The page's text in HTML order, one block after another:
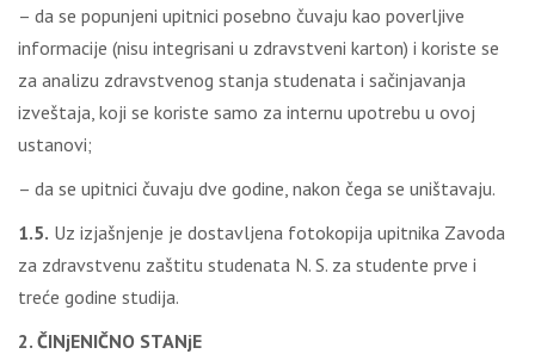
– da se popunjeni upitnici posebno čuvaju kao poverljive
informacije (nisu integrisani u zdravstveni karton) i koriste se
za analizu zdravstvenog stanja studenata i sačinjavanja
izveštaja, koji se koriste samo za internu upotrebu u ovoj
ustanovi;
– da se upitnici čuvaju dve godine, nakon čega se uništavaju.
1.5. Uz izjašnjenje je dostavljena fotokopija upitnika Zavoda
za zdravstvenu zaštitu studenata N. S. za studente prve i
treće godine studija.
2. ČINjENIČNO STANjE